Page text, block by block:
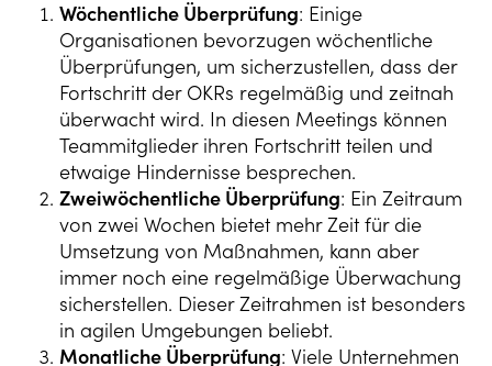
Wöchentliche Überprüfung: Einige
Organisationen bevorzugen wöchentliche
Überprüfungen, um sicherzustellen, dass der
Fortschritt der OKRs regelmäßig und zeitnah
überwacht wird. In diesen Meetings können
Teammitglieder ihren Fortschritt teilen und
etwaige Hindernisse besprechen.
Zweiwöchentliche Überprüfung: Ein Zeitraum
von zwei Wochen bietet mehr Zeit für die
Umsetzung von Maßnahmen, kann aber
immer noch eine regelmäßige Überwachung
sicherstellen. Dieser Zeitrahmen ist besonders
in agilen Umgebungen beliebt.
Monatliche Überprüfung: Viele Unternehmen